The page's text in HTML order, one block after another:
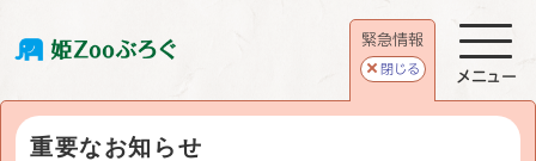
緊急情報
閉じる
重要なお知らせ
メニュー